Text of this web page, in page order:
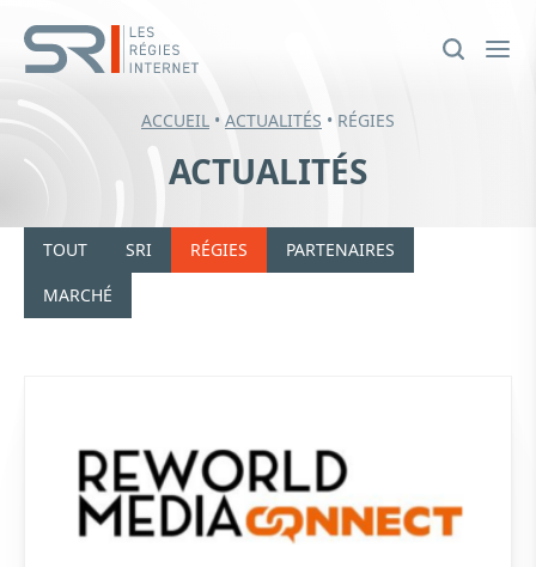
ACCUEIL • ACTUALITÉS • RÉGIES
ACTUALITÉS
TOUT SRI RÉGIES
PARTENAIRES
MARCHÉ